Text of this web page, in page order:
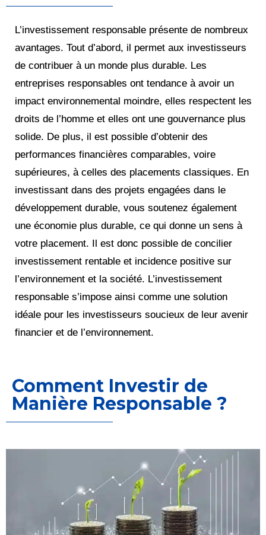
L’investissement responsable présente de nombreux
avantages. Tout d’abord, il permet aux investisseurs
de contribuer à un monde plus durable. Les
entreprises responsables ont tendance à avoir un
impact environnemental moindre, elles respectent les
droits de l’homme et elles ont une gouvernance plus
solide. De plus, il est possible d’obtenir des
performances financières comparables, voire
supérieures, à celles des placements classiques. En
investissant dans des projets engagées dans le
développement durable, vous soutenez également
une économie plus durable, ce qui donne un sens à
votre placement. Il est donc possible de concilier
investissement rentable et incidence positive sur
l’environnement et la société. L’investissement
responsable s’impose ainsi comme une solution
idéale pour les investisseurs soucieux de leur avenir
financier et de l’environnement.
Comment Investir de
Manière Responsable ?